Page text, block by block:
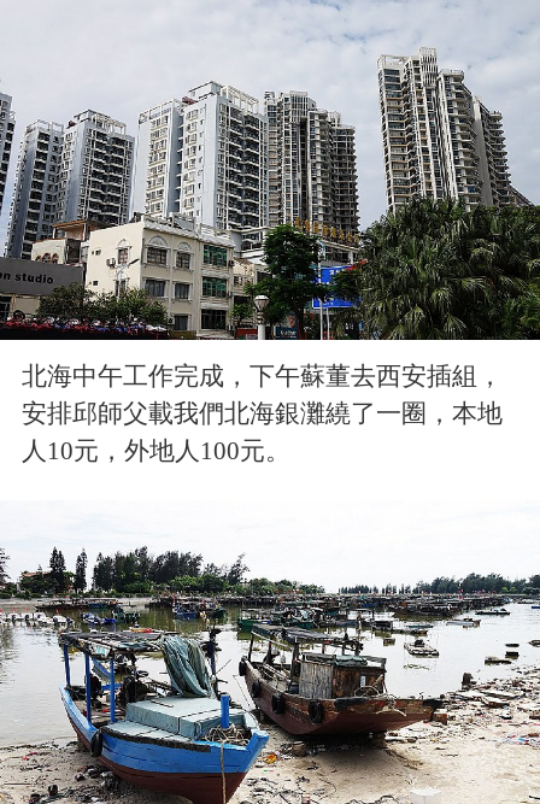
北海中午工作完成，下午蘇董去西安插組，
安排邱師父載我們北海銀灘繞了一圈，本地
人10元，外地人100元。